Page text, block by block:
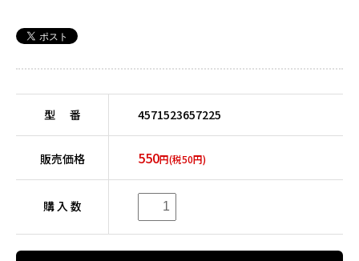
型 番 4571523657225
販売価格 550円(税50円)
購 入 数